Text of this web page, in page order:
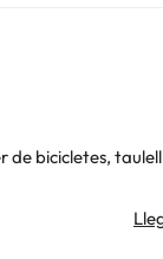
de bicicletes, taulell